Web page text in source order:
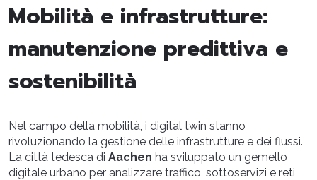
Mobilità e infrastrutture:
manutenzione predittiva e
sostenibilità
Nel campo della mobilità, i digital twin stanno
rivoluzionando la gestione delle infrastrutture e dei flussi.
La città tedesca di Aachen ha sviluppato un gemello
digitale urbano per analizzare traffico, sottoservizi e reti